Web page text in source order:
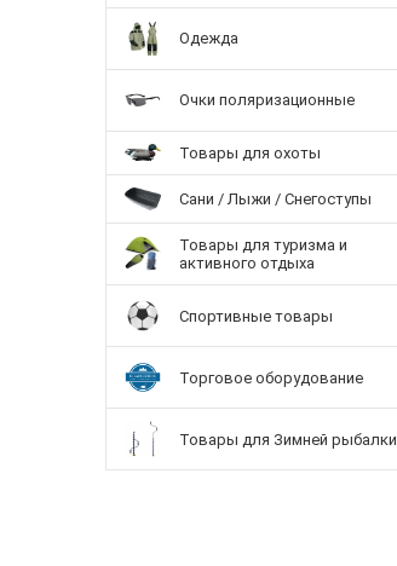
Одежда
Очки поляризационные
Товары для охоты
Сани / Лыжи / Снегоступы
Товары для туризма и
активного отдыха
Спортивные товары
Торговое оборудование
Товары для Зимней рыбалки